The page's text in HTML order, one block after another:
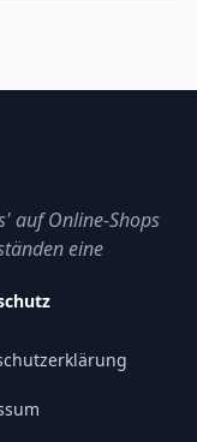
auf Online-Shops
eine